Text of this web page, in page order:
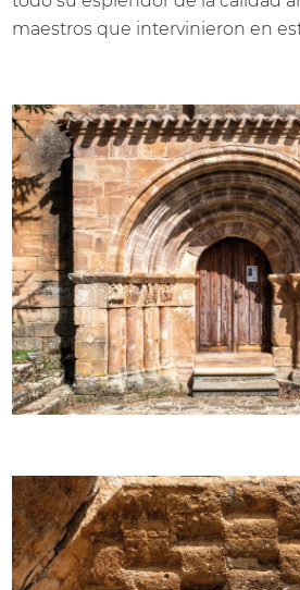
maestros que intervinieron en